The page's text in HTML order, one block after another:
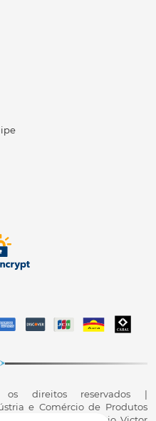
direitos reservados |
e Comércio de Produtos